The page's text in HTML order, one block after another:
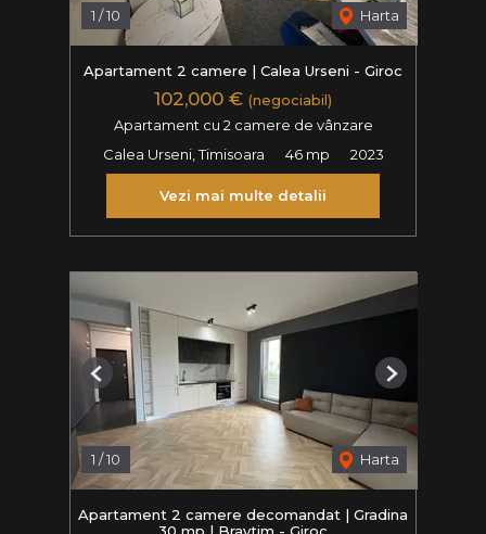
1 /10 Harta
Apartament 2 camere | Calea Urseni - Giroc
102,000 € (negociabil)
Apartament cu 2 camere de vânzare
Calea Urseni, Timisoara
46 mp 2023
Vezi mai multe detalii
1 /10 Harta
Previous Next
Apartament 2 camere decomandat | Gradina